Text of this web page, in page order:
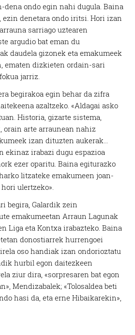
ondo egin nahi dugula. Baina
ezin denetara ondo iritsi. Hori izan
sarriago uztearen
argudio bat eman du
daudela gizonek eta emakumeek
ematen dizkieten ordain-sari
jarriz.
begirakoa egin behar da zifra
azaltzeko. «Aldagai asko
Historia, gizarte sistema,
orain arte arraunean nahiz
izan dituzten aukerak…
ekinaz irabazi dugu espazioa
ezer oparitu. Baina egiturazko
litzateke emakumeen joan-
ulertzeko».
begira, Galardik zein
emakumeetan Arraun Lagunak
Liga eta Kontxa irabazteko. Baina
donostiarrek hurrengoei
oso handiak izan ondorioztatu
hurbil egon daitezkeen
ziur dira, «sorpresaren bat egon
Mendizabalek; «Tolosaldea beti
hasi da, eta erne Hibaikarekin»,